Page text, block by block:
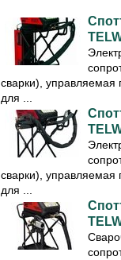
сварки),
для ...
сварки),
для ...